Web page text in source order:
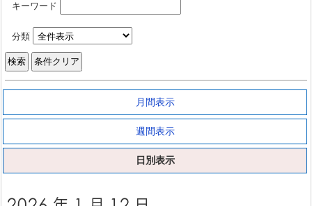
キーワード
分類
月間表示
週間表示
日別表示